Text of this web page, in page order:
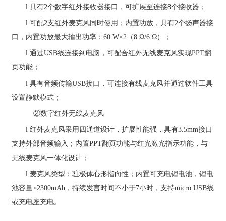
l具有2个数字红外接收器接口，可扩展至连接8个接收器；
l可配2支红外麦克风同时使用；内置功放，具有2个扬声器接
口，内置功放最大输出功率：60 W×2 （8Ω/6Ω）；
l通过USB线连接到电脑，可配合红外无线麦克风实现PPT翻
页功能；
l具有音频传输USB接口，可连接有线麦克风并通过软件工具
设置静默模式；
②数字红外无线麦克风
l红外麦克风采用四通道设计，扩展性能强，具有3.5mm接口
支持外部音频输入；内置PPT翻页功能与红光激光指示功能，与
无线麦克风一体化设计；
l 麦克风类型：驻极体心形指向性；内置可充电锂电池，锂电
池容量≥2300mAh ，持续发言时间不小于7小时，支持micro USB线
或充电座充电。